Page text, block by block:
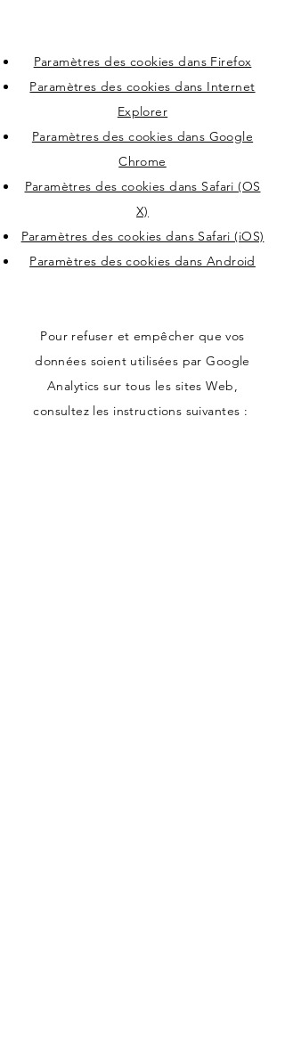
Paramètres des cookies dans Firefox
Paramètres des cookies dans Internet
Explorer
Paramètres des cookies dans Google
Chrome
Paramètres des cookies dans Safari (OS
X)
Paramètres des cookies dans Safari (iOS)
Paramètres des cookies dans Android
Pour refuser et empêcher que vos
données soient utilisées par Google
Analytics sur tous les sites Web,
consultez les instructions suivantes :